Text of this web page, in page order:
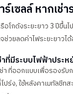
เซลล์ หากเช่า
อโกดังระยะยาว 3 ปีขึ้นไ
ช่วยลดค่าไฟระยะยาว
าที่มีระบบไฟฟ้าประ
า ที่ออกแบบเพื่อรองรับ
ปร่ง, ใช้หลังคาเมทัลชีท